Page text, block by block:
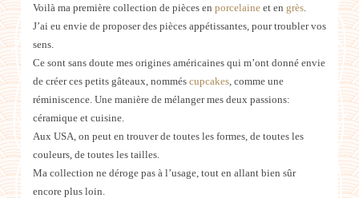
Voilà ma première collection de pièces en porcelaine et en grès
J’ai eu envie de proposer des pièces appétissantes, pour troubler vos
sens.
Ce sont sans doute mes origines américaines qui m’ont donné envie
de créer ces petits gâteaux, nommés cupcakes , comme une
réminiscence. Une manière de mélanger mes deux passions:
céramique et cuisine.
Aux USA, on peut en trouver de toutes les formes, de toutes les
couleurs, de toutes les tailles.
Ma collection ne déroge pas à l’usage, tout en allant bien sûr
encore plus loin.